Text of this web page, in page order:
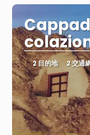
2 目的地 2 交通